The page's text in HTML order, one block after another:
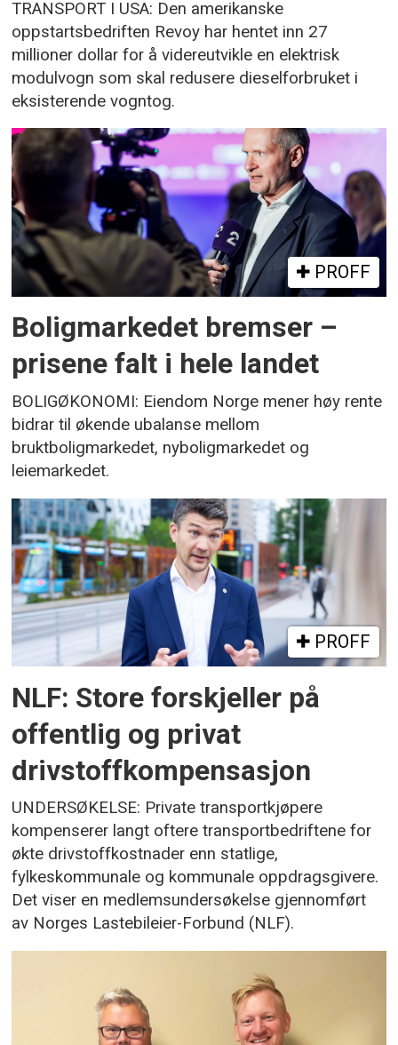
TRANSPORT I USA: Den amerikanske
oppstartsbedriften Revoy har hentet inn 27
millioner dollar for å videreutvikle en elektrisk
modulvogn som skal redusere dieselforbruket i
eksisterende vogntog.
PROFF
Boligmarkedet bremser –
prisene falt i hele landet
BOLIGØKONOMI: Eiendom Norge mener høy rente
bidrar til økende ubalanse mellom
bruktboligmarkedet, nyboligmarkedet og
leiemarkedet.
PROFF
NLF: Store forskjeller på
offentlig og privat
drivstoffkompensasjon
UNDERSØKELSE: Private transportkjøpere
kompenserer langt oftere transportbedriftene for
økte drivstoffkostnader enn statlige,
fylkeskommunale og kommunale oppdragsgivere.
Det viser en medlemsundersøkelse gjennomført
av Norges Lastebileier-Forbund (NLF).